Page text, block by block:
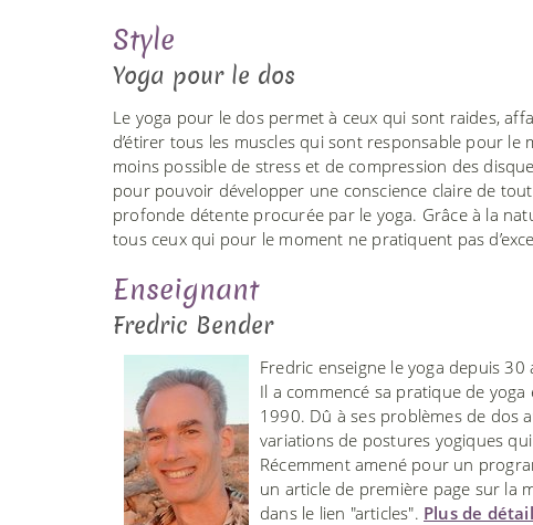
Style
Yoga pour le dos
Le yoga pour le dos permet à ceux qui sont raides,
d’étirer tous les muscles qui sont responsable pour le
moins possible de stress et de compression des
pour pouvoir développer une conscience claire de
profonde détente procurée par le yoga. Grâce à la
tous ceux qui pour le moment ne pratiquent pas
Enseignant
Fredric Bender
Fredric enseigne le yoga depuis
Il a commencé sa pratique de
1990. Dû à ses problèmes de dos
variations de postures yogiques
Récemment amené pour un
un article de première page sur la
dans le lien "articles". Plus de